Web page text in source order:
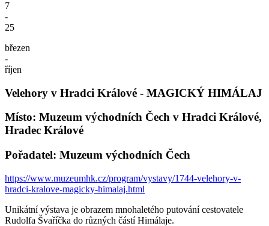
7
-
25
březen
-
říjen
Velehory v Hradci Králové - MAGICKÝ HIMÁLAJ
Místo: Muzeum východních Čech v Hradci Králové,
Hradec Králové
Pořadatel: Muzeum východních Čech
https://www.muzeumhk.cz/program/vystavy/1744-velehory-v-
hradci-kralove-magicky-himalaj.html
Unikátní výstava je obrazem mnohaletého putování cestovatele
Rudolfa Švaříčka do různých částí Himálaje.